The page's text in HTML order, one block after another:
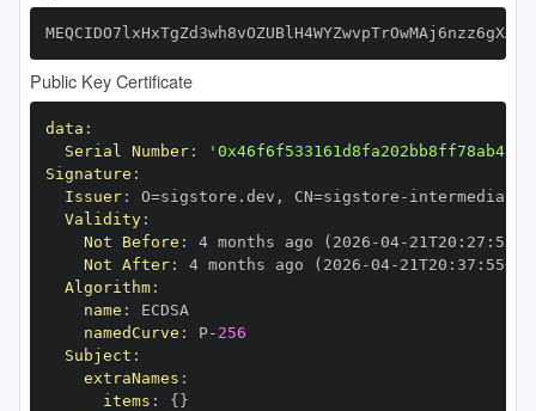
Public Key Certificate
data :
Serial Number:
Signature :
Issuer: O=sigstore.dev , CN=sigstore -
Validity:
Not Before : 4 months ago (2026 -04- 21T20 : 27 :
Not After: 4 months ago (2026 -04- 21T20 : 37 : 55+00
Algorithm:
name :
namedCurve : P- 256
Subject :
extraNames :
items : { }